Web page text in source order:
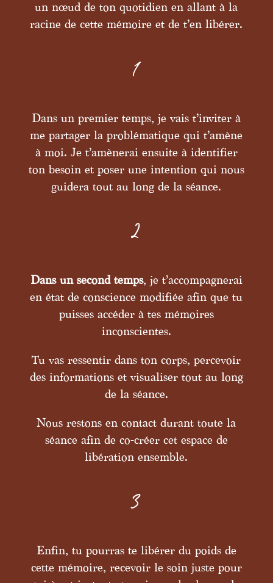
un nœud de ton quotidien en allant à la
racine de cette mémoire et de t’en libérer.
1
Dans un premier temps, je vais t’inviter à
me partager la problématique qui t’amène
à moi. Je t’amènerai ensuite à identifier
ton besoin et poser une intention qui nous
guidera tout au long de la séance.
2
Dans un second temps, je t’accompagnerai
en état de conscience modifiée afin que tu
puisses accéder à tes mémoires
inconscientes.
Tu vas ressentir dans ton corps, percevoir
des informations et visualiser tout au long
de la séance.
Nous restons en contact durant toute la
séance afin de co-créer cet espace de
libération ensemble.
3
Enfin, tu pourras te libérer du poids de
cette mémoire, recevoir le soin juste pour